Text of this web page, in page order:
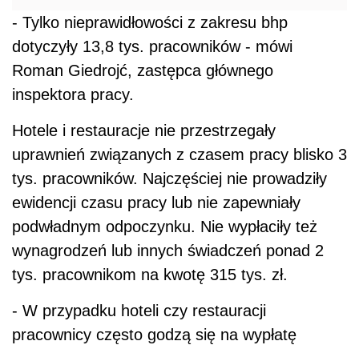
- Tylko nieprawidłowości z zakresu bhp
dotyczyły 13,8 tys. pracowników - mówi
Roman Giedrojć, zastępca głównego
inspektora pracy.
Hotele i restauracje nie przestrzegały
uprawnień związanych z czasem pracy blisko 3
tys. pracowników. Najczęściej nie prowadziły
ewidencji czasu pracy lub nie zapewniały
podwładnym odpoczynku. Nie wypłaciły też
wynagrodzeń lub innych świadczeń ponad 2
tys. pracownikom na kwotę 315 tys. zł.
- W przypadku hoteli czy restauracji
pracownicy często godzą się na wypłatę